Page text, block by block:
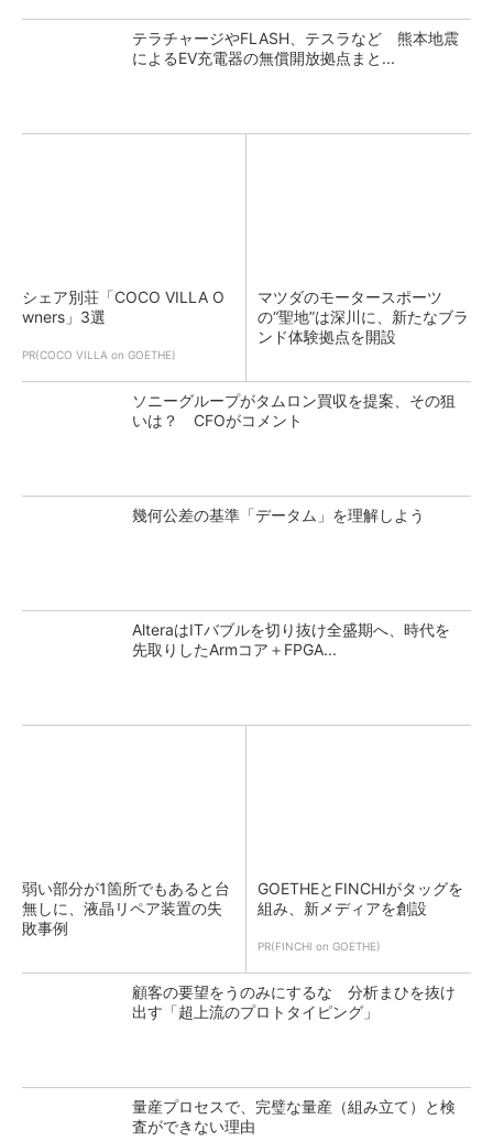
テラチャージやFLASH、テスラなど 熊本地震
によるEV充電器の無償開放拠点まと...
シェア別荘「COCO VILLA O
wners」3選
PR(COCO VILLA on GOETHE)
マツダのモータースポーツ
の“聖地”は深川に、新たなブラ
ンド体験拠点を開設
ソニーグループがタムロン買収を提案、その狙
いは？ CFOがコメント
幾何公差の基準「データム」を理解しよう
AlteraはITバブルを切り抜け全盛期へ、時代を
先取りしたArmコア＋FPGA...
弱い部分が1箇所でもあると台
無しに、液晶リペア装置の失
敗事例
GOETHEとFINCHIがタッグを
組み、新メディアを創設
PR(FINCHI on GOETHE)
顧客の要望をうのみにするな 分析まひを抜け
出す「超上流のプロトタイピング」
量産プロセスで、完璧な量産（組み立て）と検
査ができない理由